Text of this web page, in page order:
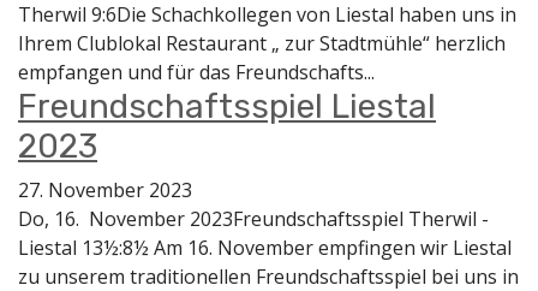
Therwil 9:6Die Schachkollegen von Liestal haben uns in
Ihrem Clublokal Restaurant „ zur Stadtmühle“ herzlich
empfangen und für das Freundschafts...
Freundschaftsspiel Liestal
2023
27. November 2023
Do, 16. November 2023Freundschaftsspiel Therwil -
Liestal 13½:8½ Am 16. November empfingen wir Liestal
zu unserem traditionellen Freundschaftsspiel bei uns in